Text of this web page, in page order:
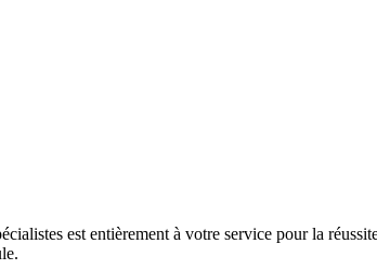
est entièrement à votre service pour la